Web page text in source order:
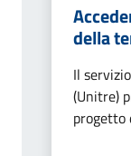
della
Il
(Unitre)
progetto